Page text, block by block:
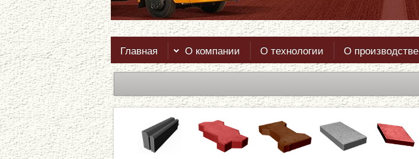
Главная О компании О технологии О производстве